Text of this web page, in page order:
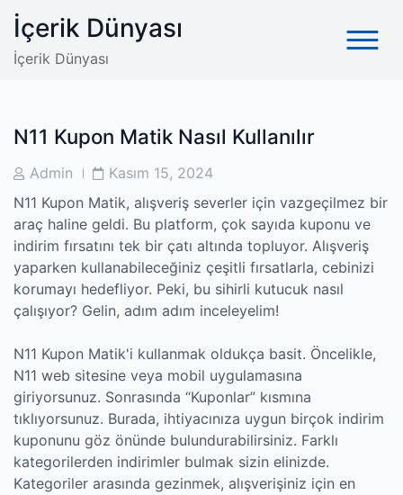
Skip
content
İçerik Dünyası
İçerik Dünyası
N11 Kupon Matik Nasıl Kullanılır
PostAdmin
PostKasım 15, 2024
N11 Kupon Matik, alışveriş severler için vazgeçilmez bir
araç haline geldi. Bu platform, çok sayıda kuponu ve
indirim fırsatını tek bir çatı altında topluyor. Alışveriş
yaparken kullanabileceğiniz çeşitli fırsatlarla, cebinizi
korumayı hedefliyor. Peki, bu sihirli kutucuk nasıl
çalışıyor? Gelin, adım adım inceleyelim!
N11 Kupon Matik'i kullanmak oldukça basit. Öncelikle,
N11 web sitesine veya mobil uygulamasına
giriyorsunuz. Sonrasında “Kuponlar” kısmına
tıklıyorsunuz. Burada, ihtiyacınıza uygun birçok indirim
kuponunu göz önünde bulundurabilirsiniz. Farklı
kategorilerden indirimler bulmak sizin elinizde.
Kategoriler arasında gezinmek, alışverişiniz için en